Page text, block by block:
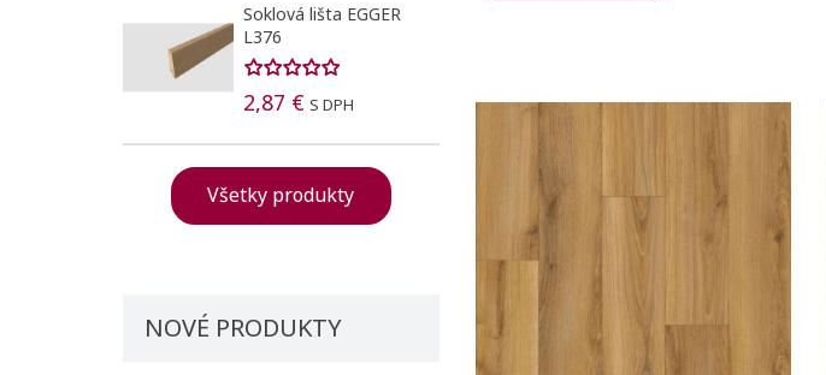
Soklová lišta EGGER
L376
2,87 € S DPH
Všetky produkty
NOVÉ PRODUKTY